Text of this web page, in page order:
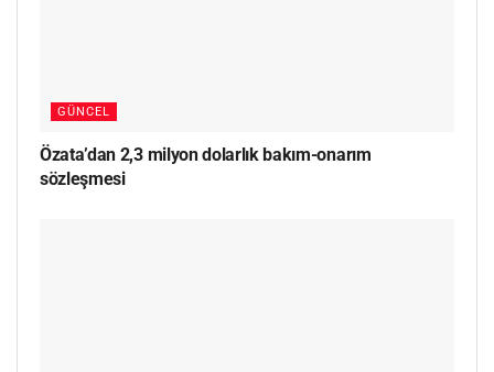
GÜNCEL
Özata’dan 2,3 milyon dolarlık bakım-onarım
sözleşmesi